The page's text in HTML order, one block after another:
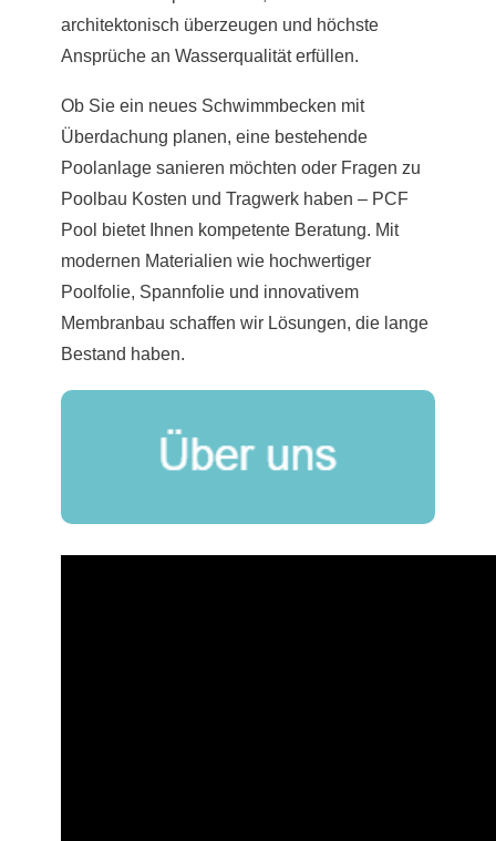
architektonisch überzeugen und höchste
Ansprüche an Wasserqualität erfüllen.
Ob Sie ein neues Schwimmbecken mit
Überdachung planen, eine bestehende
Poolanlage sanieren möchten oder Fragen zu
Poolbau Kosten und Tragwerk haben – PCF
Pool bietet Ihnen kompetente Beratung. Mit
modernen Materialien wie hochwertiger
Poolfolie, Spannfolie und innovativem
Membranbau schaffen wir Lösungen, die lange
Bestand haben.